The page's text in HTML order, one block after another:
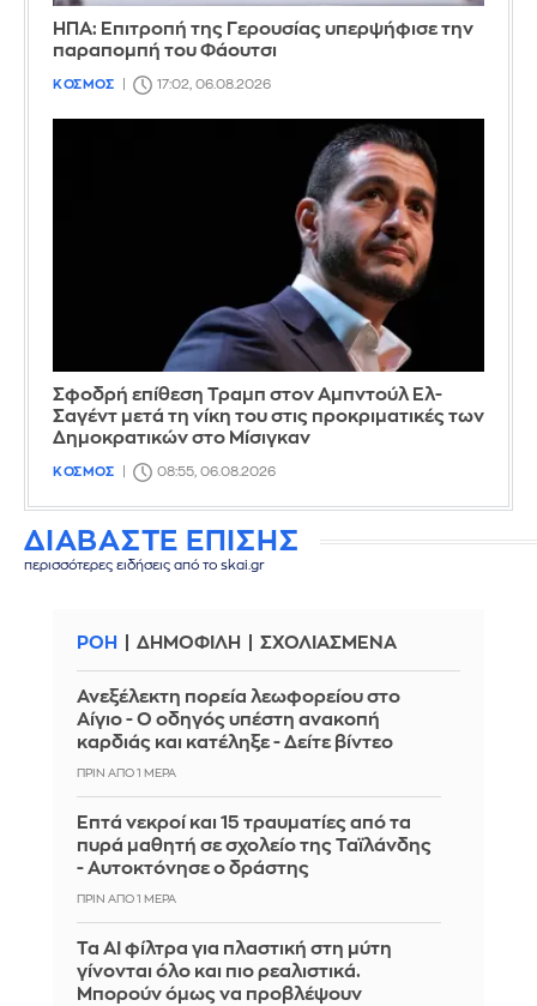
ΗΠΑ: Επιτροπή της Γερουσίας υπερψήφισε την
παραπομπή του Φάουτσι
ΚΟΣΜΟΣ 17:02, 06.08.2026
Σφοδρή επίθεση Τραμπ στον Αμπντούλ Ελ-
Σαγέντ μετά τη νίκη του στις προκριματικές των
Δημοκρατικών στο Μίσιγκαν
ΚΟΣΜΟΣ 08:55, 06.08.2026
ΔΙΑΒΑΣΤΕ ΕΠΙΣΗΣ
περισσότερες ειδήσεις από το skai.gr
ΡΟΗ ΔΗΜΟΦΙΛΗ ΣΧΟΛΙΑΣΜΕΝΑ
Ανεξέλεκτη πορεία λεωφορείου στο
Αίγιο - Ο οδηγός υπέστη ανακοπή
καρδιάς και κατέληξε - Δείτε βίντεο
ΠΡΙΝ ΑΠΌ 1 ΜΈΡΑ
Επτά νεκροί και 15 τραυματίες από τα
πυρά μαθητή σε σχολείο της Ταϊλάνδης
- Αυτοκτόνησε ο δράστης
ΠΡΙΝ ΑΠΌ 1 ΜΈΡΑ
Τα AI φίλτρα για πλαστική στη μύτη
γίνονται όλο και πιο ρεαλιστικά.
Μπορούν όμως να προβλέψουν